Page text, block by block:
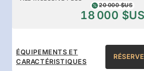
20 000 $US
18 000 $US
ÉQUIPEMENTS ET
CARACTÉRISTIQUES